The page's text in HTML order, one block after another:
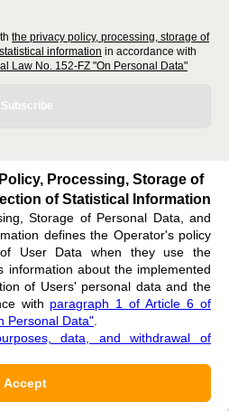
the privacy policy, processing, storage of
information in accordance with
Law No. 152-FZ "On Personal Data"
Subscribe
st. Akademicheskaya, 11A,
Processing, Storage of
of Statistical Information
Storage of Personal Data, and
defines the Operator's policy
User Data when they use the
information about the implemented
of Users' personal data and the
with paragraph 1 of Article 6 of
Personal Data"
data, and withdrawal of
Accept